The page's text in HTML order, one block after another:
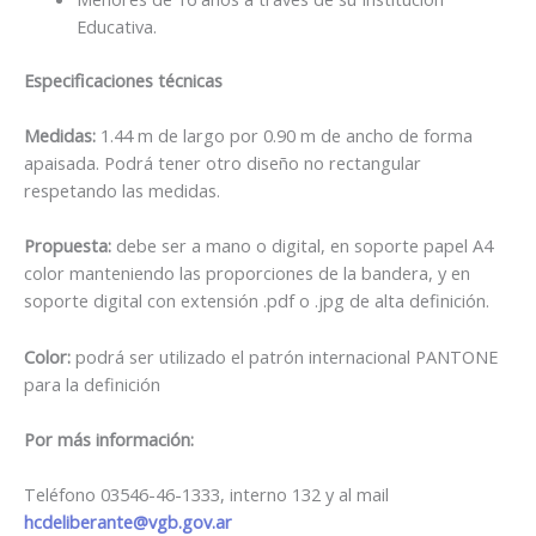
Educativa.
Especificaciones técnicas
Medidas: 1.44 m de largo por 0.90 m de ancho de forma
apaisada. Podrá tener otro diseño no rectangular
respetando las medidas.
Propuesta: debe ser a mano o digital, en soporte papel A4
color manteniendo las proporciones de la bandera, y en
soporte digital con extensión .pdf o .jpg de alta definición.
Color: podrá ser utilizado el patrón internacional PANTONE
para la definición
Por más información:
Teléfono 03546-46-1333, interno 132 y al mail
hcdeliberante@vgb.gov.ar